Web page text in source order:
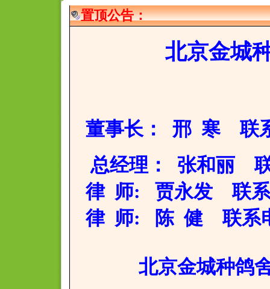
置顶公告：
北京金城
董事长 ： 邢 寒 联
总经理： 张和丽 联
律 师: 贾永发 联系
律 师: 陈 健 联系电
北京金城种鸽舍: